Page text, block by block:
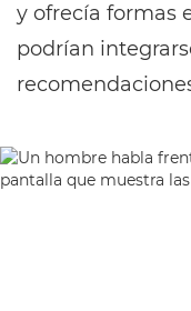
y ofrecía formas
podrían